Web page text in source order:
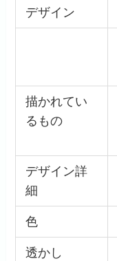
デザイン
描かれてい
るもの
デザイン詳
細
色
透かし